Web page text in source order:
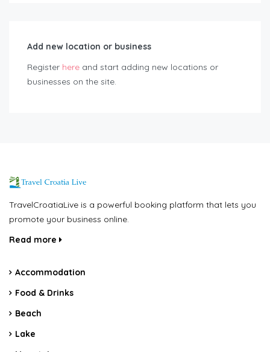
Add new location or business
Register here and start adding new locations or
businesses on the site.
TravelCroatiaLive is a powerful booking platform that lets you
promote your business online.
Read more
Accommodation
Food & Drinks
Beach
Lake